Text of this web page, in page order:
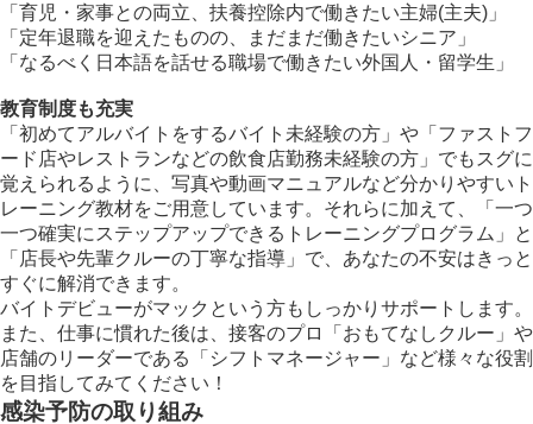
「育児・家事との両立、扶養控除内で働きたい主婦(主夫)」
「定年退職を迎えたものの、まだまだ働きたいシニア」
「なるべく日本語を話せる職場で働きたい外国人・留学生」
教育制度も充実
「初めてアルバイトをするバイト未経験の方」や「ファストフ
ード店やレストランなどの飲食店勤務未経験の方」でもスグに
覚えられるように、写真や動画マニュアルなど分かりやすいト
レーニング教材をご用意しています。それらに加えて、「一つ
一つ確実にステップアップできるトレーニングプログラム」と
「店長や先輩クルーの丁寧な指導」で、あなたの不安はきっと
すぐに解消できます。
バイトデビューがマックという方もしっかりサポートします。
また、仕事に慣れた後は、接客のプロ「おもてなしクルー」や
店舗のリーダーである「シフトマネージャー」など様々な役割
を目指してみてください！
感染予防の取り組み